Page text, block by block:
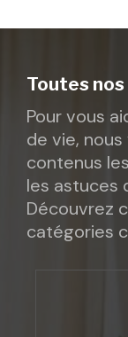
Toutes
Pour vous
de vie,
contenus
les astuces
Découvrez
catégories